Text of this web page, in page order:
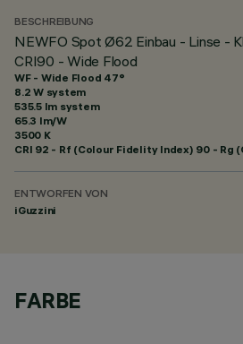
BESCHREIBUNG
NEWFO Spot Ø62 Einbau - Linse -
CRI90 - Wide Flood
WF - Wide Flood 47°
8.2 W system
535.5 lm system
65.3 lm/W
3500 K
CRI 92 - Rf (Colour Fidelity Index) 90 - Rg
ENTWORFEN VON
iGuzzini
FARBE